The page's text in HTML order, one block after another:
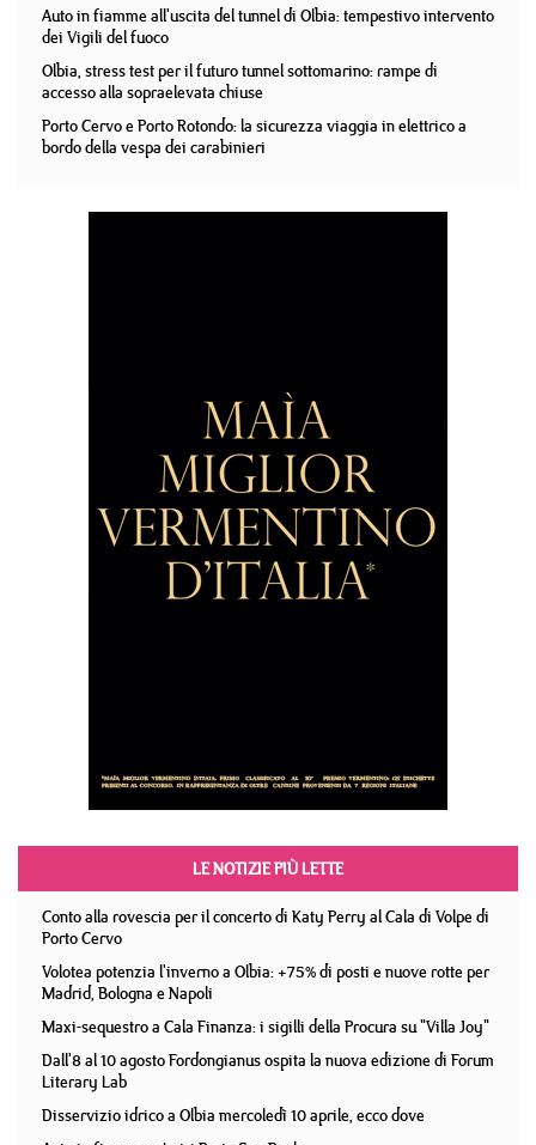
Auto in fiamme all'uscita del tunnel di Olbia: tempestivo intervento
dei Vigili del fuoco
Olbia, stress test per il futuro tunnel sottomarino: rampe di
accesso alla sopraelevata chiuse
Porto Cervo e Porto Rotondo: la sicurezza viaggia in elettrico a
bordo della vespa dei carabinieri
LE NOTIZIE PIÙ LETTE
Conto alla rovescia per il concerto di Katy Perry al Cala di Volpe di
Porto Cervo
Volotea potenzia l'inverno a Olbia: +75% di posti e nuove rotte per
Madrid, Bologna e Napoli
Maxi-sequestro a Cala Finanza: i sigilli della Procura su "Villa Joy"
Dall'8 al 10 agosto Fordongianus ospita la nuova edizione di Forum
Literary Lab
Disservizio idrico a Olbia mercoledì 10 aprile, ecco dove